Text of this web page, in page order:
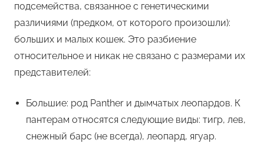
подсемейства, связанное с генетическими
различиями (предком, от которого произошли):
больших и малых кошек. Это разбиение
относительное и никак не связано с размерами их
представителей:
Большие: род Panther и дымчатых леопардов. К
пантерам относятся следующие виды: тигр, лев,
снежный барс (не всегда), леопард, ягуар.